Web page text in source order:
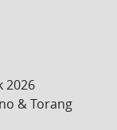
2026
& Torang